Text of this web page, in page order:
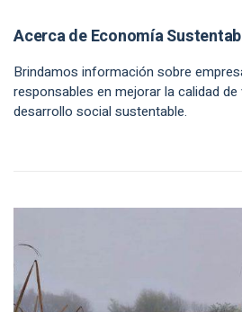
Acerca de Economía
Brindamos información sobre
responsables en mejorar la calidad
desarrollo social sustentable.